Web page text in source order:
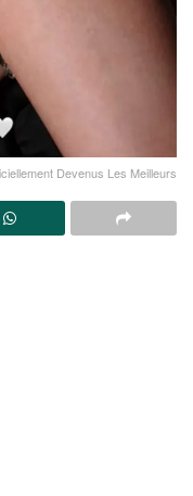
Devenus Les Meilleurs